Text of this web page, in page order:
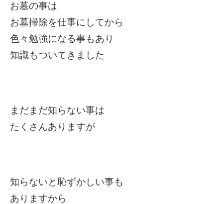
お墓の事は
お墓掃除を仕事にしてから
色々勉強になる事もあり
知識もついてきました
まだまだ知らない事は
たくさんありますが
知らないと恥ずかしい事も
ありますから